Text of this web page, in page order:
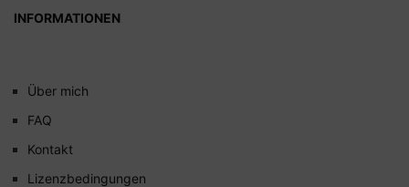
INFORMATIONEN
Über mich
FAQ
Kontakt
Lizenzbedingungen